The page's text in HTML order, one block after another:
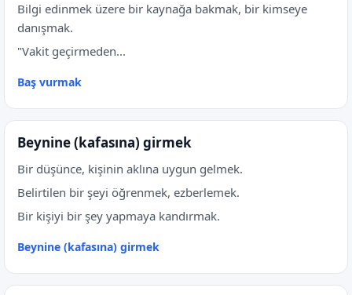
Bilgi edinmek üzere bir kaynağa bakmak, bir kimseye
danışmak.
"Vakit geçirmeden...
Baş vurmak
Beynine (kafasına) girmek
Bir düşünce, kişinin aklına uygun gelmek.
Belirtilen bir şeyi öğrenmek, ezberlemek.
Bir kişiyi bir şey yapmaya kandırmak.
Beynine (kafasına) girmek